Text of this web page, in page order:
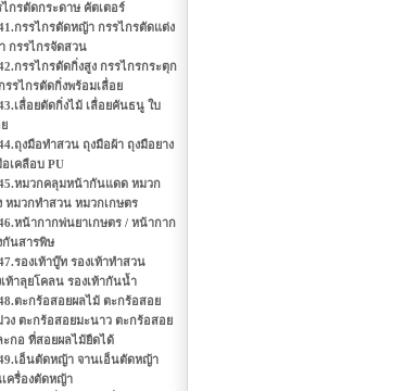
ไกรตัดกระดาษ คัตเตอร์
กรรไกรตัดหญ้า กรรไกรตัดแต่ง
กรรไกรจัดสวน
กรรไกรตัดกิ่งสูง กรรไกรกระตุก
รรไกรตัดกิ่งพร้อมเลื่อย
เลื่อยตัดกิ่งไม้ เลื่อยคันธนู ใบ
ถุงมือทำสวน ถุงมือผ้า ถุงมือยาง
อเคลือบ PU
หมวกคลุมหน้ากันแดด หมวก
หมวกทำสวน หมวกเกษตร
หน้ากากพ่นยาเกษตร / หน้ากาก
กันสารพิษ
รองเท้าบู๊ท รองเท้าทำสวน
เท้าลุยโคลน รองเท้ากันน้ำ
ตะกร้อสอยผลไม้ ตะกร้อสอย
วง ตะกร้อสอยมะนาว ตะกร้อสอย
ะกอ ที่สอยผลไม้ยืดได้
เอ็นตัดหญ้า จานเอ็นตัดหญ้า
เครื่องตัดหญ้า